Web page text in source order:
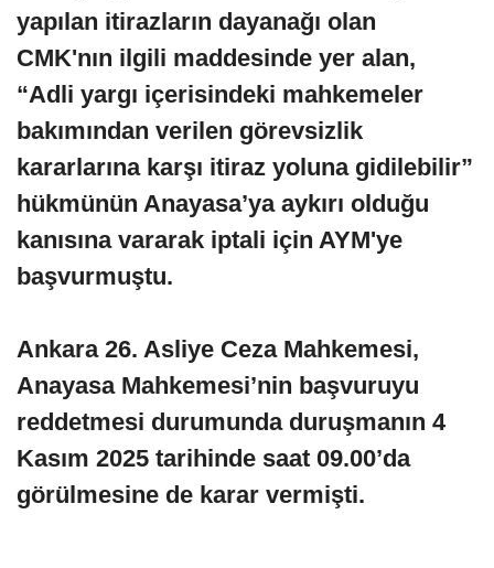
yapılan itirazların dayanağı olan
CMK'nın ilgili maddesinde yer alan,
“Adli yargı içerisindeki mahkemeler
bakımından verilen görevsizlik
kararlarına karşı itiraz yoluna gidilebilir”
hükmünün Anayasa’ya aykırı olduğu
kanısına vararak iptali için AYM'ye
başvurmuştu.
Ankara 26. Asliye Ceza Mahkemesi,
Anayasa Mahkemesi’nin başvuruyu
reddetmesi durumunda duruşmanın 4
Kasım 2025 tarihinde saat 09.00’da
görülmesine de karar vermişti.